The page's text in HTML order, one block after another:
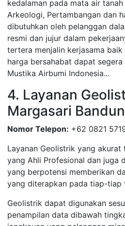
kedalaman pada mata air
Arkeologi, Pertambangan dan
dibutuhkan oleh pelanggan
resmi dan jujur dalam
tertera menjalin kerjasama
harga bersahabat dapat
Mustika Airbumi Indonesia...
4. Layanan
Margasari
Nomor Telepon: +62 0821
Layanan Geolistrik yang
yang Ahli Profesional dan juga
yang berpotensi memberikan
yang diterapkan pada tiap-tiap
Geolistrik dapat digunakan
penampilan data dibawah